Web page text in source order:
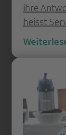
ihre
heisst